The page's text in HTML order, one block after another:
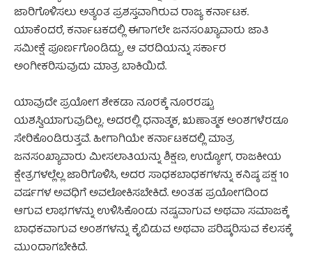
ಜಾರಿಗೊಳಿಸಲು ಅತ್ಯಂತ ಪ್ರಶಸ್ತವಾಗಿರುವ ರಾಜ್ಯ ಕರ್ನಾಟಕ.
ಯಾಕೆಂದರೆ, ಕರ್ನಾಟಕದಲ್ಲಿ ಈಗಾಗಲೇ ಜನಸಂಖ್ಯಾವಾರು ಜಾತಿ
ಸಮೀಕ್ಷೆ ಪೂರ್ಣಗೊಂಡಿದ್ದು, ಆ ವರದಿಯನ್ನು ಸರ್ಕಾರ
ಅಂಗೀಕರಿಸುವುದು ಮಾತ್ರ ಬಾಕಿಯಿದೆ.
ಯಾವುದೇ ಪ್ರಯೋಗ ಶೇಕಡಾ ನೂರಕ್ಕೆ ನೂರರಷ್ಟು
ಯಶಸ್ವಿಯಾಗುವುದಿಲ್ಲ. ಅದರಲ್ಲಿ ಧನಾತ್ಮಕ, ಋಣಾತ್ಮಕ ಅಂಶಗಳೆರಡೂ
ಸೇರಿಕೊಂಡಿರುತ್ತವೆ. ಹೀಗಾಗಿಯೇ ಕರ್ನಾಟಕದಲ್ಲಿ ಮಾತ್ರ
ಜನಸಂಖ್ಯಾವಾರು ಮೀಸಲಾತಿಯನ್ನು ಶಿಕ್ಷಣ, ಉದ್ಯೋಗ, ರಾಜಕೀಯ
ಕ್ಷೇತ್ರಗಳಲ್ಲೆಲ್ಲ ಜಾರಿಗೊಳಿಸಿ, ಅದರ ಸಾಧಕಬಾಧಕಗಳನ್ನು ಕನಿಷ್ಠ ಪಕ್ಷ 10
ವರ್ಷಗಳ ಅವಧಿಗೆ ಅವಲೋಕಿಸಬೇಕಿದೆ. ಅಂತಹ ಪ್ರಯೋಗದಿಂದ
ಆಗುವ ಲಾಭಗಳನ್ನು ಉಳಿಸಿಕೊಂಡು ನಷ್ಟವಾಗುವ ಅಥವಾ ಸಮಾಜಕ್ಕೆ
ಬಾಧಕವಾಗುವ ಅಂಶಗಳನ್ನು ಕೈಬಿಡುವ ಅಥವಾ ಪರಿಷ್ಕರಿಸುವ ಕೆಲಸಕ್ಕೆ
ಮುಂದಾಗಬೇಕಿದೆ.